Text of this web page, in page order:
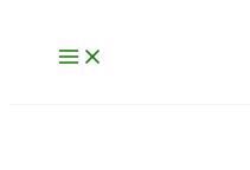
springen